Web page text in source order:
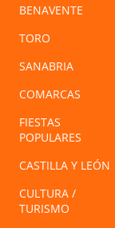
BENAVENTE
TORO
SANABRIA
COMARCAS
FIESTAS
POPULARES
CASTILLA Y LEÓN
CULTURA /
TURISMO